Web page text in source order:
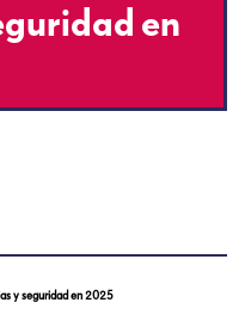
en
y seguridad en 2025